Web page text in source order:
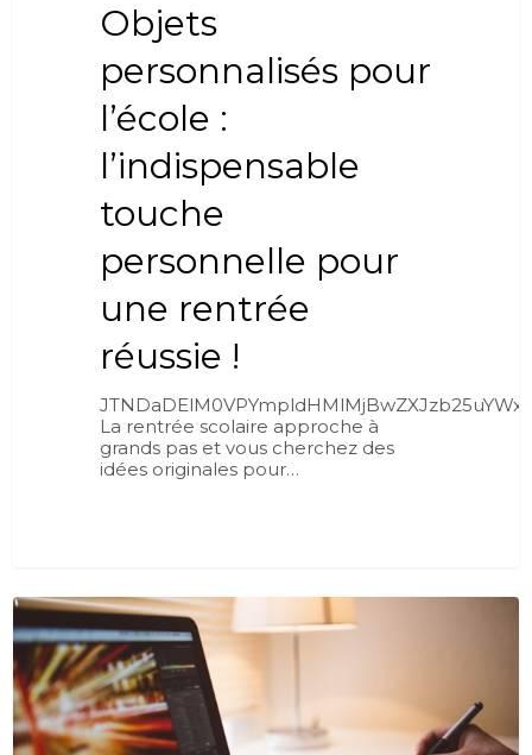
Objets
personnalisés pour
l’école :
l’indispensable
touche
personnelle pour
une rentrée
réussie !
La rentrée scolaire approche à
grands pas et vous cherchez des
idées originales pour…
0